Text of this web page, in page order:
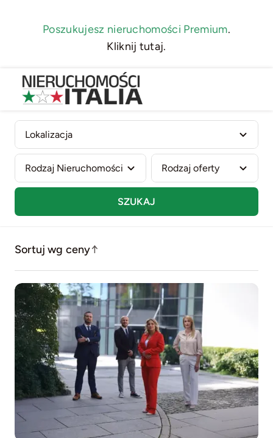
Poszukujesz nieruchomości Premium.
Kliknij tutaj.
SZUKAJ
Sortuj wg ceny↑